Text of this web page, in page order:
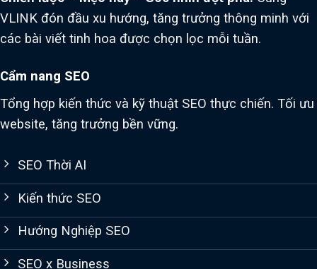
VLINK đón đầu xu hướng, tăng trưởng thông minh với
các bài viết tinh hoa được chọn lọc mỗi tuần.
Cẩm nang SEO
Tổng hợp kiến thức và kỹ thuật SEO thực chiến. Tối ưu
website, tăng trưởng bền vững.
SEO Thời AI
Kiến thức SEO
Hướng Nghiệp SEO
SEO x Business